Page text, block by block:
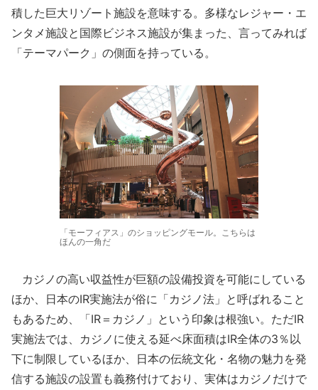
積した巨大リゾート施設を意味する。多様なレジャー・エ
ンタメ施設と国際ビジネス施設が集まった、言ってみれば
「テーマパーク」の側面を持っている。
「モーフィアス」のショッピングモール。こちらは
ほんの一角だ
カジノの高い収益性が巨額の設備投資を可能にしている
ほか、日本のIR実施法が俗に「カジノ法」と呼ばれること
もあるため、「IR＝カジノ」という印象は根強い。ただIR
実施法では、カジノに使える延べ床面積はIR全体の3％以
下に制限しているほか、日本の伝統文化・名物の魅力を発
信する施設の設置も義務付けており、実体はカジノだけで